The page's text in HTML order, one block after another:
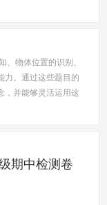
、物体位置的识别、
力。通过这些题目的
，并能够灵活运用这
期中检测卷